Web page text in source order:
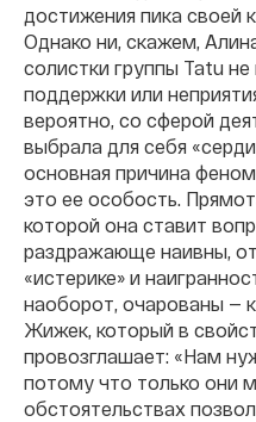
достижения пика своей
Однако ни, скажем,
солистки группы Tatu
поддержки или
вероятно, со сферой
выбрала для себя
основная причина
это ее особость.
которой она ставит
раздражающе наивны,
«истерике» и
наоборот, очарованы —
Жижек, который в
провозглашает: «Нам
потому что только они
обстоятельствах